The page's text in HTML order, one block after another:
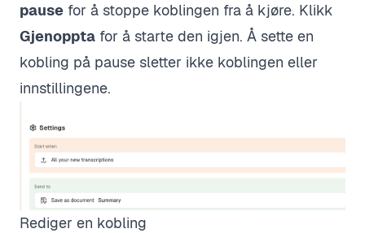
pause for å stoppe koblingen fra å kjøre. Klikk
Gjenoppta for å starte den igjen. Å sette en
kobling på pause sletter ikke koblingen eller
innstillingene.
Rediger en kobling